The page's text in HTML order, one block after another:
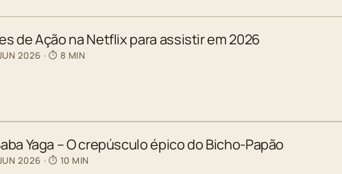
de Ação na Netflix para assistir em 2026
2026 · ⏱ 8 MIN
Yaga – O crepúsculo épico do Bicho-Papão
2026 · ⏱ 10 MIN